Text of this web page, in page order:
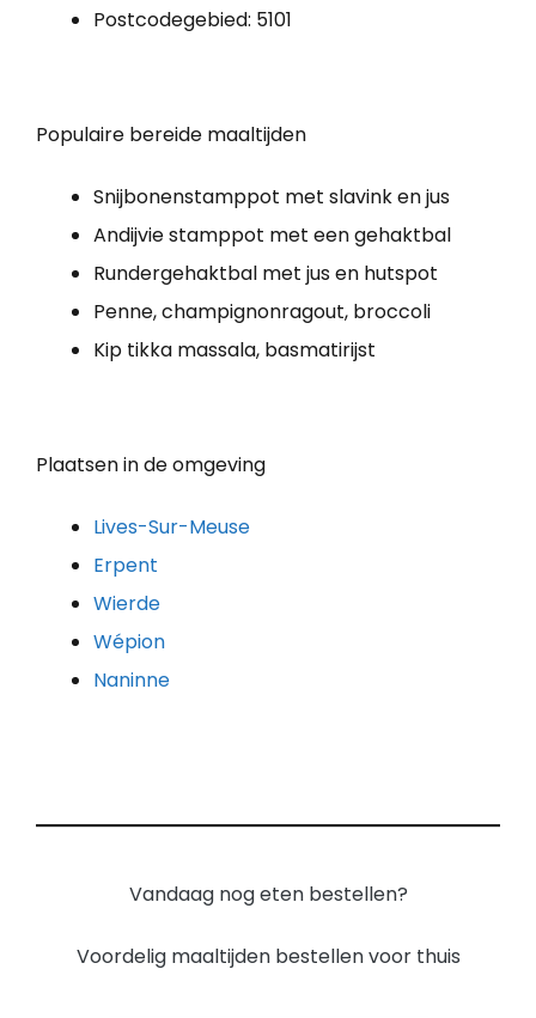
Postcodegebied: 5101
Populaire bereide maaltijden
Snijbonenstamppot met slavink en jus
Andijvie stamppot met een gehaktbal
Rundergehaktbal met jus en hutspot
Penne, champignonragout, broccoli
Kip tikka massala, basmatirijst
Plaatsen in de omgeving
Lives-Sur-Meuse
Erpent
Wierde
Wépion
Naninne
Vandaag nog eten bestellen?
Voordelig maaltijden bestellen voor thuis